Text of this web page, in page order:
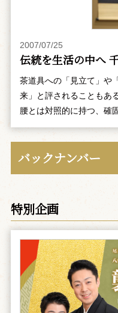
2007/07/25
伝統を生活の中へ
茶道具への「見立て」や
来」と評されることもあ
腰とは対照的に持つ、確
バックナンバー
特別企画